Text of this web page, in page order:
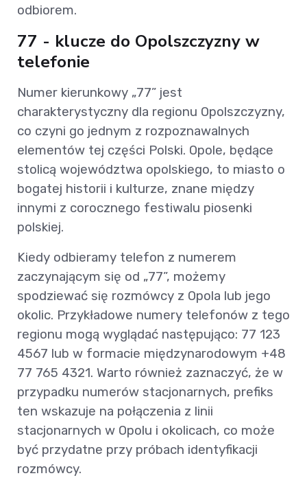
odbiorem.
77 - klucze do Opolszczyzny w
telefonie
Numer kierunkowy „77” jest
charakterystyczny dla regionu Opolszczyzny,
co czyni go jednym z rozpoznawalnych
elementów tej części Polski. Opole, będące
stolicą województwa opolskiego, to miasto o
bogatej historii i kulturze, znane między
innymi z corocznego festiwalu piosenki
polskiej.
Kiedy odbieramy telefon z numerem
zaczynającym się od „77”, możemy
spodziewać się rozmówcy z Opola lub jego
okolic. Przykładowe numery telefonów z tego
regionu mogą wyglądać następująco: 77 123
4567 lub w formacie międzynarodowym +48
77 765 4321. Warto również zaznaczyć, że w
przypadku numerów stacjonarnych, prefiks
ten wskazuje na połączenia z linii
stacjonarnych w Opolu i okolicach, co może
być przydatne przy próbach identyfikacji
rozmówcy.